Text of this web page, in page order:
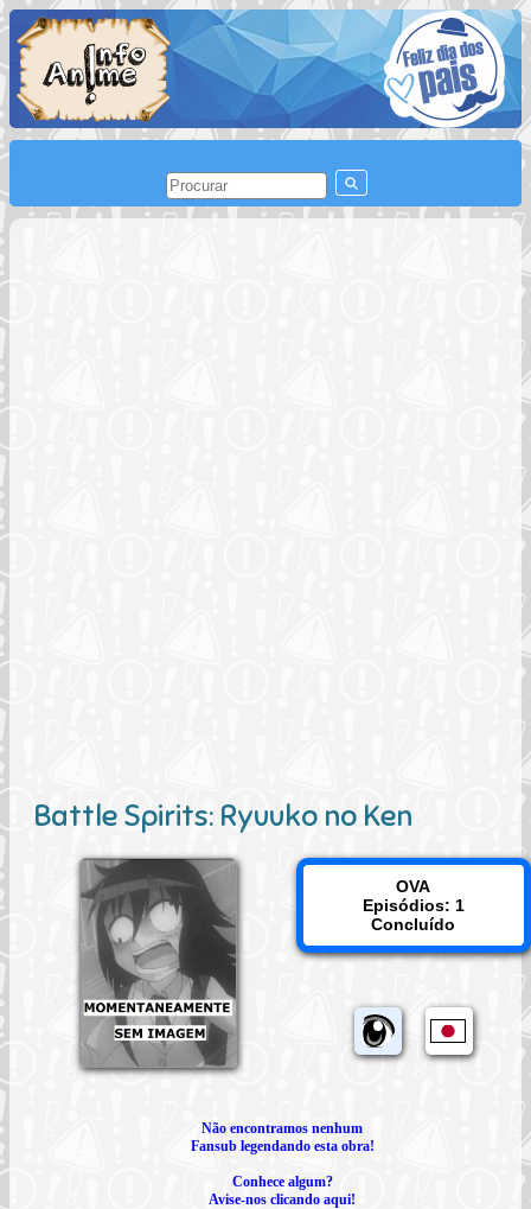
Battle Spirits: Ryuuko no Ken
OVA
Episódios: 1
Concluído
Não encontramos nenhum
Fansub legendando esta obra!
Conhece algum?
Avise-nos clicando aqui!